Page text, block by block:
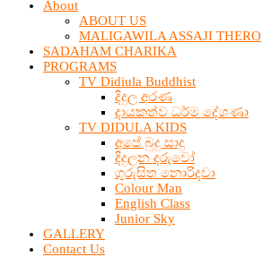
About
ABOUT US
MALIGAWILA ASSAJI THERO
SADAHAM CHARIKA
PROGRAMS
TV Didiula Buddhist
දිදුල අරණ
දායකත්ව ධර්ම දේශණා
TV DIDULA KIDS
අපේ බුදු සාදු
දිදුලන දරුවෝ
ගුරුසිත නොරිදවා
Colour Man
English Class
Junior Sky
GALLERY
Contact Us